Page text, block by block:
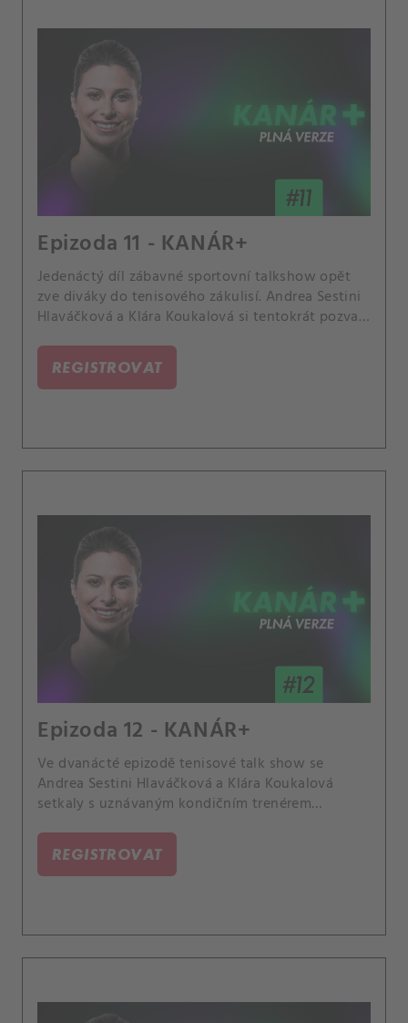
Epizoda 11 - KANÁR+
Jedenáctý díl zábavné sportovní talkshow opět
zve diváky do tenisového zákulisí. Andrea Sestini
Hlaváčková a Klára Koukalová si tentokrát pozvaly
mládežnickou reprezentantku a kamarádku Lindy
Noskové, kterou občas provází po WTA Tour.
REGISTROVAT
Epizoda 12 - KANÁR+
Ve dvanácté epizodě tenisové talk show se
Andrea Sestini Hlaváčková a Klára Koukalová
setkaly s uznávaným kondičním trenérem
Muchové, dopingovou aféru Markéty
Vondroušové nebo vzpomínky na Vydrovy slavné
klienty Petru Kvitovou a Tomáše Berdycha.
REGISTROVAT